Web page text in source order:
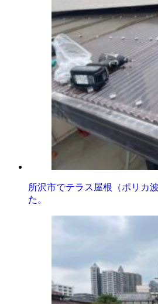
所沢市でテラス屋根（ポリカ
た。